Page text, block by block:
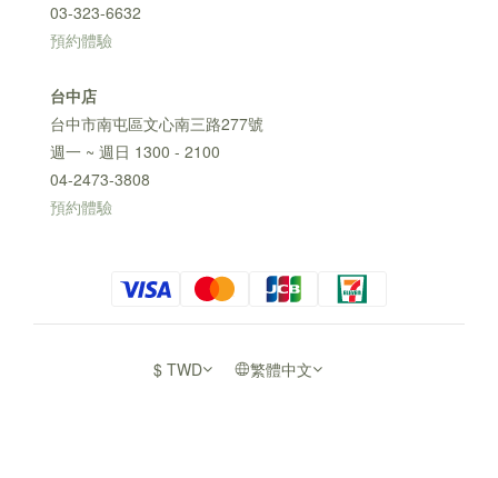
03-323-6632
預約體驗
台中店
台中市南屯區文心南三路277號
週一 ~ 週日 1300 - 2100
04-2473-3808
預約體驗
$ TWD 繁體中文